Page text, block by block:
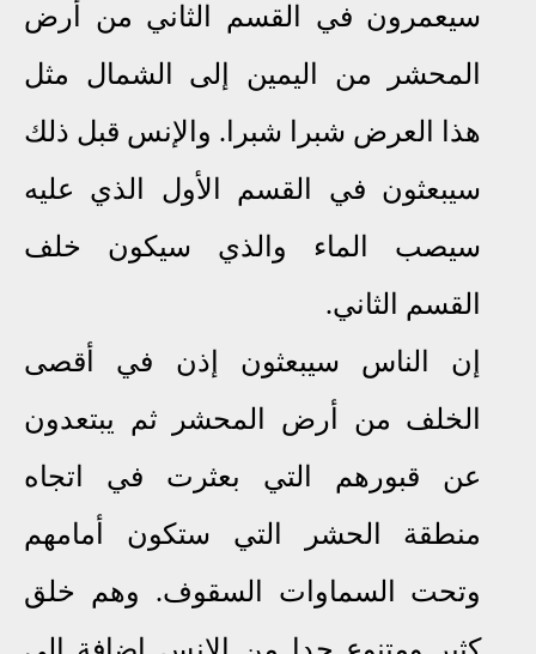
سيعمرون في القسم الثاني من أرض
المحشر من اليمين إلى الشمال مثل
هذا العرض شبرا شبرا. والإنس قبل ذلك
سيبعثون في القسم الأول الذي عليه
سيصب الماء والذي سيكون خلف
القسم الثاني.
إن الناس سيبعثون إذن في أقصى
الخلف من أرض المحشر ثم يبتعدون
عن قبورهم التي بعثرت في اتجاه
منطقة الحشر التي ستكون أمامهم
وتحت السماوات السقوف. وهم خلق